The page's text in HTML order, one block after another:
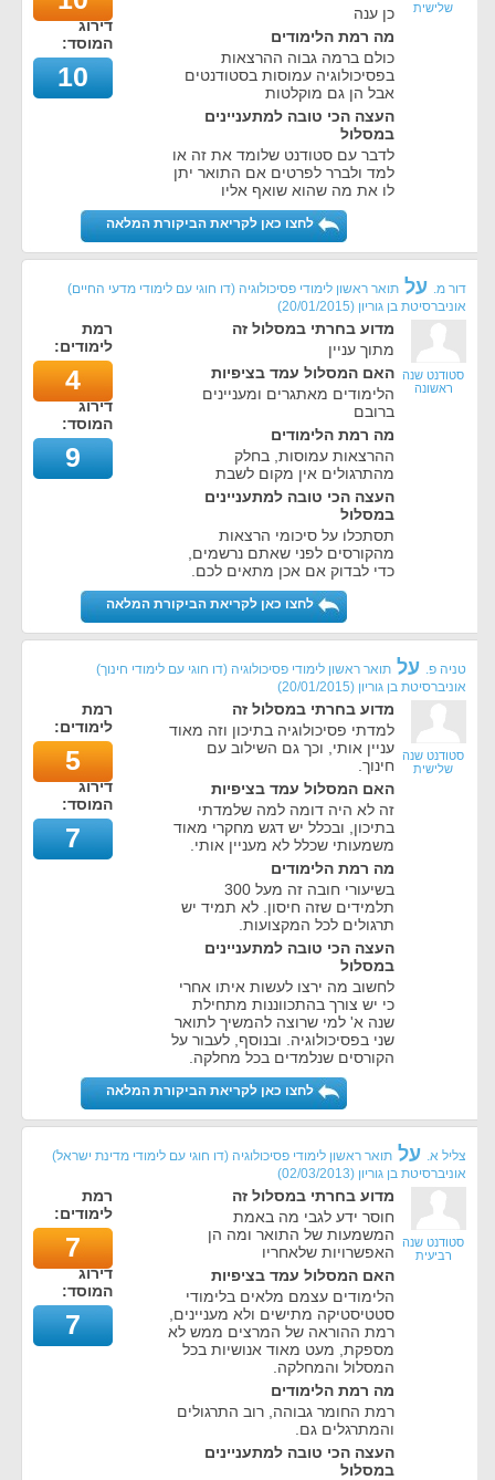
שלישית
כן ענה
מה רמת הלימודים
כולם ברמה גבוה ההרצאות
בפסיכולוגיה עמוסות בסטודנטים
אבל הן גם מוקלטות
העצה הכי טובה למתעניינים
במסלול
לדבר עם סטודנט שלומד את זה או
למד ולברר לפרטים אם התואר יתן
לו את מה שהוא שואף אליו
דירוג
המוסד:
10
לחצו כאן לקריאת הביקורת המלאה
דור מ. על תואר ראשון לימודי פסיכולוגיה (דו חוגי עם לימודי מדעי החיים)
אוניברסיטת בן גוריון (
20/01/2015
)
סטודנט שנה
ראשונה
מדוע בחרתי במסלול זה
מתוך עניין
האם המסלול עמד בציפיות
הלימודים מאתגרים ומעניינים
ברובם
מה רמת הלימודים
ההרצאות עמוסות, בחלק
מהתרגולים אין מקום לשבת
העצה הכי טובה למתעניינים
במסלול
תסתכלו על סיכומי הרצאות
מהקורסים לפני שאתם נרשמים,
כדי לבדוק אם אכן מתאים לכם.
רמת
לימודים:
4
דירוג
המוסד:
9
לחצו כאן לקריאת הביקורת המלאה
טניה פ. על תואר ראשון לימודי פסיכולוגיה (דו חוגי עם לימודי חינוך)
אוניברסיטת בן גוריון (
20/01/2015
)
סטודנט שנה
שלישית
מדוע בחרתי במסלול זה
למדתי פסיכולוגיה בתיכון וזה מאוד
עניין אותי, וכך גם השילוב עם
חינוך.
האם המסלול עמד בציפיות
זה לא היה דומה למה שלמדתי
בתיכון, ובכלל יש דגש מחקרי מאוד
משמעותי שכלל לא מעניין אותי.
מה רמת הלימודים
בשיעורי חובה זה מעל 300
תלמידים שזה חיסון. לא תמיד יש
תרגולים לכל המקצועות.
העצה הכי טובה למתעניינים
במסלול
לחשוב מה ירצו לעשות איתו אחרי
כי יש צורך בהתכווננות מתחילת
שנה א' למי שרוצה להמשיך לתואר
שני בפסיכולוגיה. ובנוסף, לעבור על
הקורסים שנלמדים בכל מחלקה.
רמת
לימודים:
5
דירוג
המוסד:
7
לחצו כאן לקריאת הביקורת המלאה
צליל א. על תואר ראשון לימודי פסיכולוגיה (דו חוגי עם לימודי מדינת ישראל)
אוניברסיטת בן גוריון (
02/03/2013
)
סטודנט שנה
רביעית
מדוע בחרתי במסלול זה
חוסר ידע לגבי מה באמת
המשמעות של התואר ומה הן
האפשרויות שלאחריו
האם המסלול עמד בציפיות
הלימודים עצמם מלאים בלימודי
סטטיסטיקה מתישים ולא מעניינים,
רמת ההוראה של המרצים ממש לא
מספקת, מעט מאוד אנושיות בכל
המסלול והמחלקה.
מה רמת הלימודים
רמת החומר גבוהה, רוב התרגולים
והמתרגלים גם.
העצה הכי טובה למתעניינים
במסלול
רמת
לימודים:
7
דירוג
המוסד:
7